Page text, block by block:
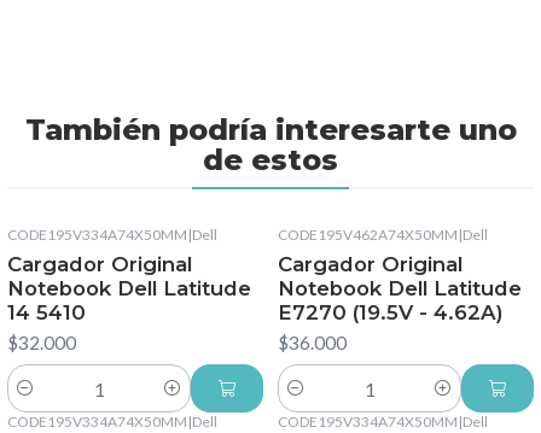
También podría interesarte uno
de estos
CODE195V334A74X50MM |Dell
Cargador Original
Notebook Dell Latitude
14 5410
$32.000
Cantidad
CODE195V462A74X50MM |Dell
Cargador Original
Notebook Dell Latitude
E7270 (19.5V - 4.62A)
$36.000
Cantidad
CODE195V334A74X50MM |Dell CODE195V334A74X50MM |Dell